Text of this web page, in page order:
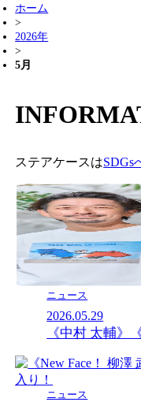
ホーム
>
2026年
>
5月
ステアケースはSDGs
ニュース
2026.05.29
《中村 太輔》
ニュース